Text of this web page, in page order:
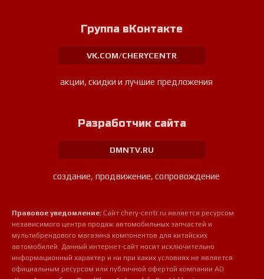
Группа вКонтакте
VK.COM/CHERYCENTR
акции, скидки и лучшие предложения
Разработчик сайта
DMNTV.RU
создание, продвижение, сопровождение
Правовое уведомление: Сайт chery-centr.ru является ресурсом
независимого центра продаж автомобильных запчастей и
мультибрендового магазина компонентов для китайских
автомобилей. Данный интернет-сайт носит исключительно
информационный характер и ни при каких условиях не является
официальным ресурсом или публичной офертой компании АО